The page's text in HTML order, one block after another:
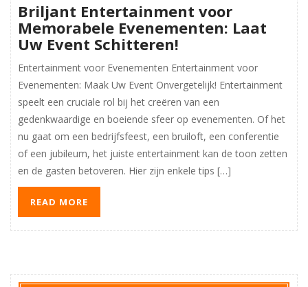
Briljant Entertainment voor
Memorabele Evenementen: Laat
Uw Event Schitteren!
Entertainment voor Evenementen Entertainment voor
Evenementen: Maak Uw Event Onvergetelijk! Entertainment
speelt een cruciale rol bij het creëren van een
gedenkwaardige en boeiende sfeer op evenementen. Of het
nu gaat om een bedrijfsfeest, een bruiloft, een conferentie
of een jubileum, het juiste entertainment kan de toon zetten
en de gasten betoveren. Hier zijn enkele tips […]
READ MORE